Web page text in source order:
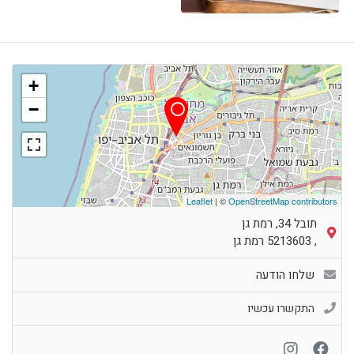
+
−
Leaflet| ©OpenStreetMap contributors
תובל 34, רמת גן
,
5213603 רמת גן
שלחו הודעה
התקשרו עכשיו